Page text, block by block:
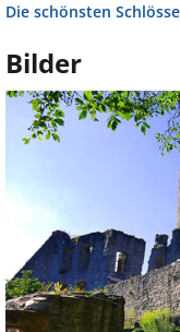
Die schönsten
Bilder